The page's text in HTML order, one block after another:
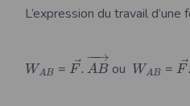
L’expression du travail d’une
WAB =F⃗. AB
−→
−
ou WAB =F⃗.